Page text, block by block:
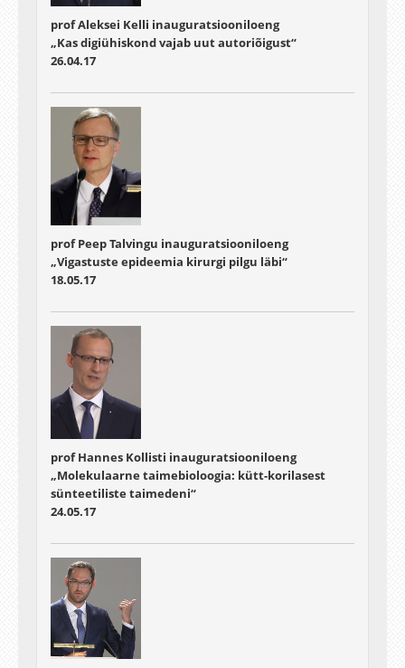
prof Aleksei Kelli inauguratsiooniloeng
„Kas digiühiskond vajab uut autoriõigust“
26.04.17
prof Peep Talvingu inauguratsiooniloeng
„Vigastuste epideemia kirurgi pilgu läbi“
18.05.17
prof Hannes Kollisti inauguratsiooniloeng
„Molekulaarne taimebioloogia: kütt-korilasest
sünteetiliste taimedeni“
24.05.17